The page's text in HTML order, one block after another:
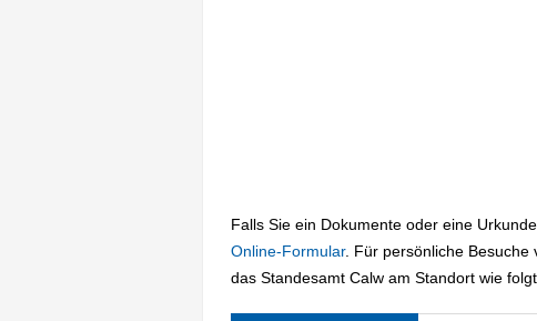
Falls Sie ein Dokumente oder eine
Online-Formular. Für persönliche Besuche
das Standesamt Calw am Standort wie